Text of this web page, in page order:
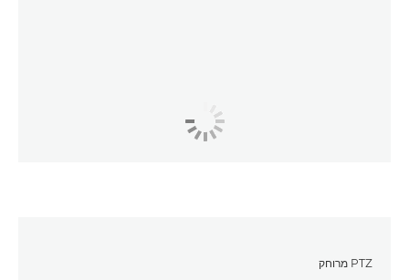
PTZ מרוחק